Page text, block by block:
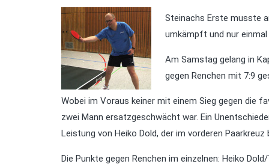
Steinachs Erste musste
umkämpft und nur
Am Samstag gelang in
gegen Renchen mit 7:9
Wobei im Voraus keiner mit einem Sieg gegen die
zwei Mann ersatzgeschwächt war. Ein
Leistung von Heiko Dold, der im vorderen Paarkreuz
Die Punkte gegen Renchen im einzelnen: Heiko